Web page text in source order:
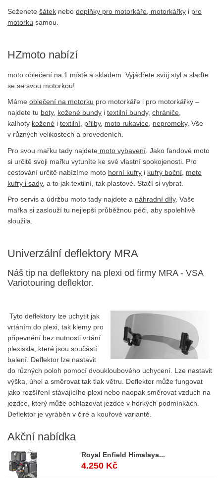
Seženete šátek nebo doplňky pro motorkáře, motorkářky i pro
motorku samou.
HZmoto nabízí
moto oblečení na 1 místě a skladem. Vyjádřete svůj styl a slaďte
se se svou motorkou!
Máme oblečení na motorku pro motorkáře i pro motorkářky –
najdete tu boty, kožené bundy i textilní bundy, chrániče,
kalhoty kožené i textilní, přilby, moto rukavice, nepromoky. Vše
v různých velikostech a provedeních.
Pro svou mařku tady najdete moto vybavení . Jako fandové moto
si určitě svoji mařku vytuníte ke své vlastní spokojenosti. Pro
cestování určitě nabízíme moto horní kufry i kufry boční moto
kufry i sady, a to jak textilní, tak plastové. Stačí si vybrat.
Pro servis a údržbu moto tady najdete a náhradní díly. Vaše
mařka si zaslouží tu nejlepší průběžnou péči, aby spolehlivě
sloužila.
Univerzální deflektory MRA
Náš tip na deflektory na plexi od firmy MRA - VSA
Variotouring deflektor.
Tyto deflektory lze uchytit jak
vrtáním do plexi, tak klemy pro
připevnění bez nutnosti vrtání
plexiskla, které jsou součástí
balení. Deflektor lze nastavit
do různých poloh pomocí dvoukloubového uchycení. Lze nastavit
výška, úhel a směrovat tak tlak větru. Deflektor může fungovat
jako rozšíření stávajícího plexi nebo naopak směrovat vzduch na
jezdce, který může ochlazovat jezdce v horkých podmínkách.
Deflektor je vyráběn v čiré a kouřové variantě.
Akční nabídka
Royal Enfield Himalaya...
4.250 Kč